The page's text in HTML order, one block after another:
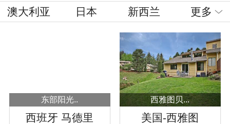
澳大利亚
日本 新西兰 更多
东部阳光..
西班牙 马德里
西雅图贝...
美国-西雅图